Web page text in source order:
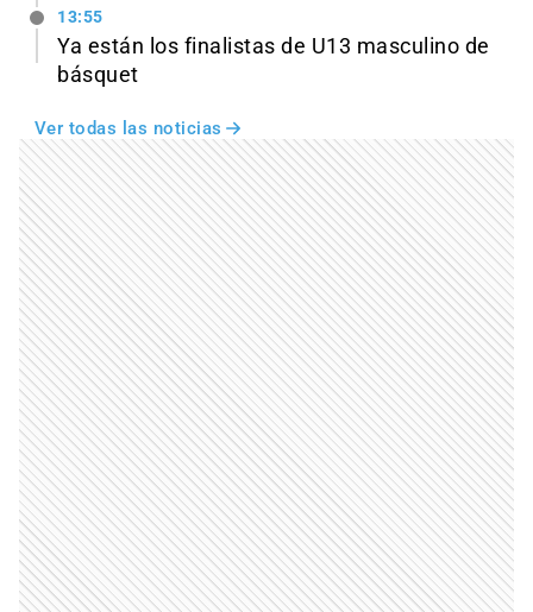
13:55
Ya están los finalistas de U13 masculino de
básquet
Ver todas las noticias